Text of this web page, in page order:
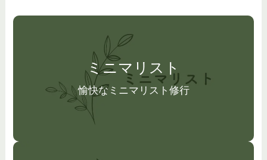
ミニマリスト
愉快なミニマリスト修行